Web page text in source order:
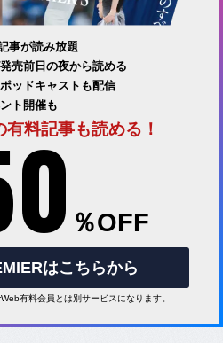
事が読み放題
売前日の夜から読める
ッドキャストも配信
ト開催も
料記事も読める！
％OFF
はこちらから
有料会員とは別サービスになります。